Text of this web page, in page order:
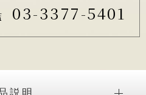
03-3377-5401